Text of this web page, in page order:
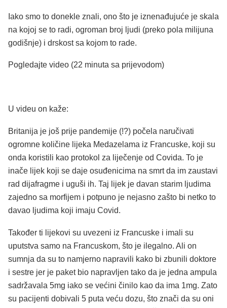
Iako smo to donekle znali, ono što je iznenađujuće je skala
na kojoj se to radi, ogroman broj ljudi (preko pola milijuna
godišnje) i drskost sa kojom to rade.
Pogledajte video (22 minuta sa prijevodom)
U videu on kaže:
Britanija je još prije pandemije (!?) počela naručivati
ogromne količine lijeka Medazelama iz Francuske, koji su
onda koristili kao protokol za liječenje od Covida. To je
inače lijek koji se daje osuđenicima na smrt da im zaustavi
rad dijafragme i uguši ih. Taj lijek je davan starim ljudima
zajedno sa morfijem i potpuno je nejasno zašto bi netko to
davao ljudima koji imaju Covid.
Također ti lijekovi su uvezeni iz Francuske i imali su
uputstva samo na Francuskom, što je ilegalno. Ali on
sumnja da su to namjerno napravili kako bi zbunili doktore
i sestre jer je paket bio napravljen tako da je jedna ampula
sadržavala 5mg iako se većini činilo kao da ima 1mg. Zato
su pacijenti dobivali 5 puta veću dozu, što znači da su oni